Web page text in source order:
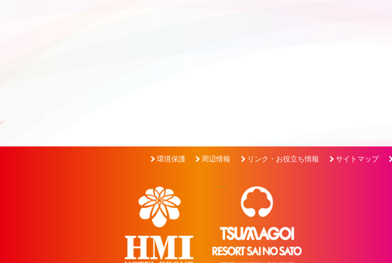
環境保護 周辺情報 リンク・お役立ち情報 サイトマップ